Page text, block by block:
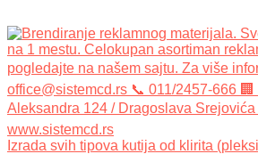
Izrada svih tipova kutija od klirita